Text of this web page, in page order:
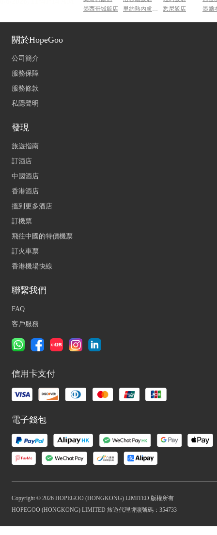
墨西哥城飯店
里約熱內盧飯店 悉尼飯店 墨爾
關於HopeGoo
公司簡介
服務保障
服務條款
私隱聲明
發現
旅遊指南
訂酒店
中國酒店
香港酒店
搵到更多酒店
訂機票
飛往中國的特價機票
訂火車票
香港機場快線
聯繫我們
FAQ
客戶服務
信用卡支付
電子錢包
Copyright © 2026 HOPEGOO (HONGKONG) LIMITED 版權所有
HOPEGOO (HONGKONG) LIMITED 旅遊代理牌照號碼：354733